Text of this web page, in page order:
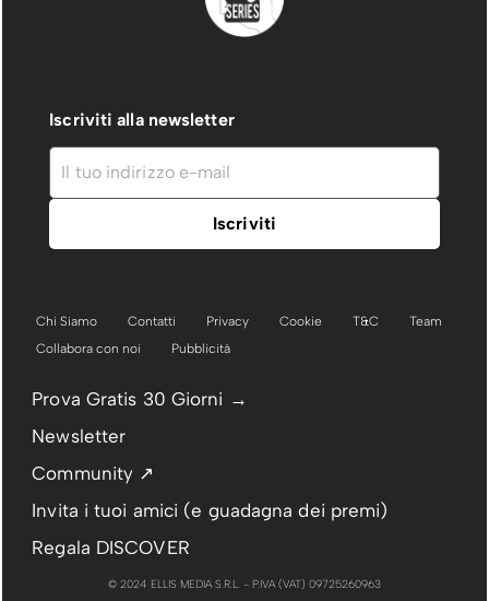
Iscriviti alla newsletter
Chi Siamo Contatti Privacy Cookie T&C
Team
Collabora con noi
Pubblicità
Prova Gratis 30 Giorni →
Newsletter
Community ↗
Invita i tuoi amici (e guadagna dei premi)
Regala DISCOVER
© 2024 ELLIS MEDIA S.R.L. - P.IVA (VAT) 09725260963